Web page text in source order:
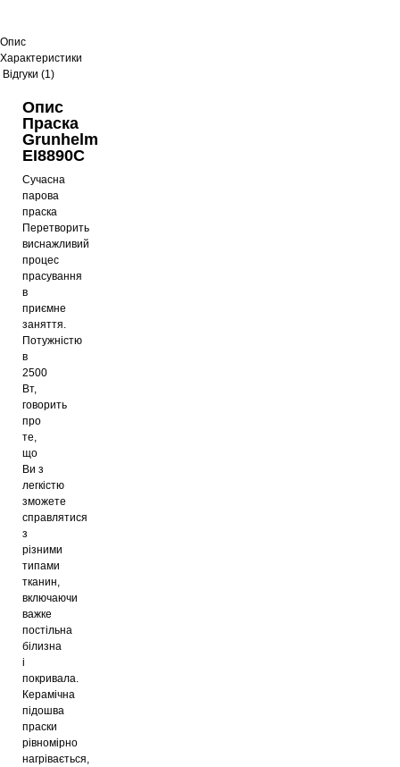
Опис
Характеристики
Відгуки (1)
Опис
Праска
Grunhelm
EI8890C
Сучасна
парова
праска
Перетворить
виснажливий
процес
прасування
в
приємне
заняття.
Потужністю
в
2500
Вт,
говорить
про
те,
що
Ви з
легкістю
зможете
справлятися
з
різними
типами
тканин,
включаючи
важке
постільна
білизна
і
покривала.
Керамічна
підошва
праски
рівномірно
нагрівається,